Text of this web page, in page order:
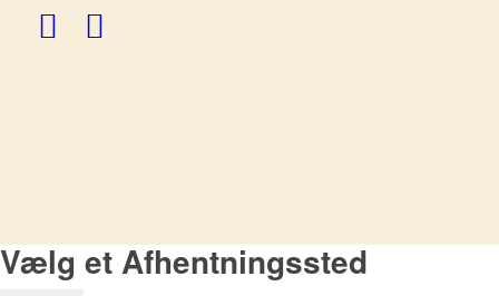
Vælg et Afhentningssted